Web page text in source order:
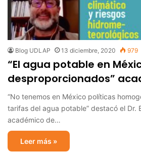
Blog UDLAP 13 diciembre, 2020 979
“El agua potable en
desproporcionados”
“No tenemos en México políticas
tarifas del agua potable” destacó el Dr.
académico de…
Leer más »